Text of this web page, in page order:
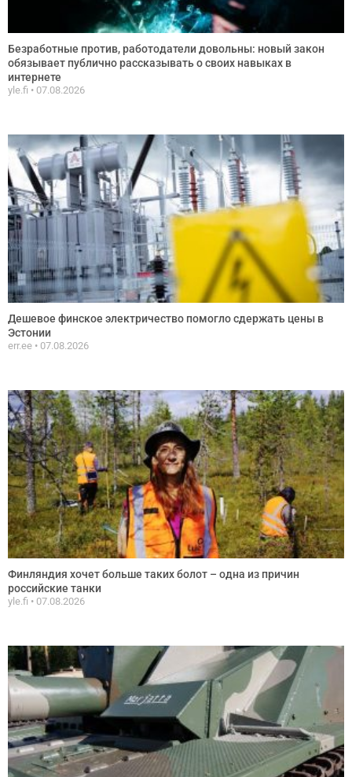
Безработные против, работодатели довольны: новый закон
обязывает публично рассказывать о своих навыках в
интернете
yle.fi 07.08.2026
Дешевое финское электричество помогло сдержать цены в
Эстонии
err.ee 07.08.2026
Финляндия хочет больше таких болот – одна из причин
российские танки
yle.fi 07.08.2026